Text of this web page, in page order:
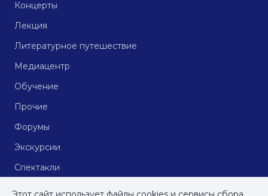
Концерты
Лекция
Литературное путешествие
Медиацентр
Обучение
Прочие
Форумы
Экскурсии
Спектакли